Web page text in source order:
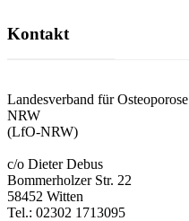
Kontakt
Landesverband für Osteoporose
NRW
(LfO-NRW)
c/o Dieter Debus
Bommerholzer Str. 22
58452 Witten
Tel.: 02302 1713095